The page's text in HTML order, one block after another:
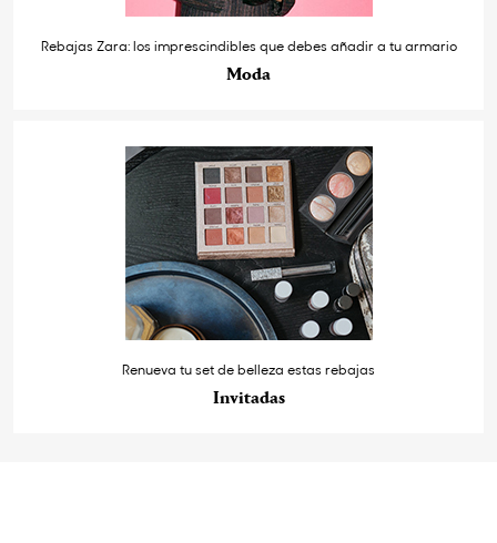
Rebajas Zara: los imprescindibles que debes añadir a tu armario
Moda
Renueva tu set de belleza estas rebajas
Invitadas